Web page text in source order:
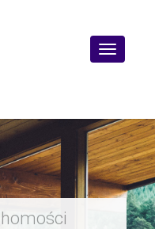
Toggle